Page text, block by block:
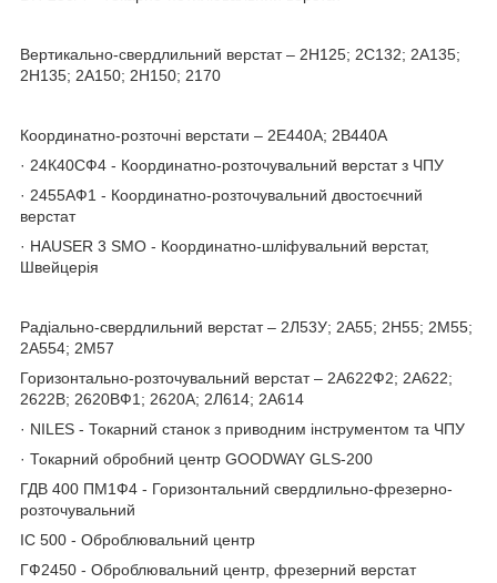
Вертикально-свердлильний верстат – 2Н125; 2С132; 2А135;
2Н135; 2А150; 2Н150; 2170
Координатно-розточні верстати – 2Е440А; 2В440А
· 24К40СФ4 - Координатно-розточувальний верстат з ЧПУ
· 2455АФ1 - Координатно-розточувальний двостоєчний
верстат
· HAUSER 3 SMO - Координатно-шліфувальний верстат,
Швейцерія
Радіально-свердлильний верстат – 2Л53У; 2А55; 2Н55; 2М55;
2А554; 2М57
Горизонтально-розточувальний верстат – 2А622Ф2; 2А622;
2622В; 2620ВФ1; 2620А; 2Л614; 2А614
· NILES - Токарний станок з приводним інструментом та ЧПУ
· Токарний обробний центр GOODWAY GLS-200
ГДВ 400 ПМ1Ф4 - Горизонтальний свердлильно-фрезерно-
розточувальний
ІС 500 - Оброблювальний центр
ГФ2450 - Оброблювальний центр, фрезерний верстат